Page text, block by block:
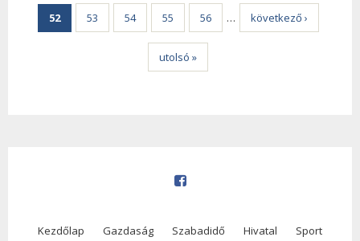
52 53 54 55 56 … következő ›
utolsó »
Kezdőlap Gazdaság Szabadidő Hivatal
Sport